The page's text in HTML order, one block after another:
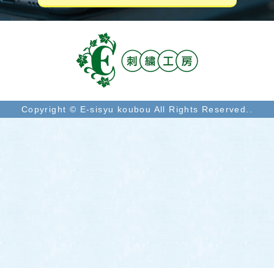
Copyright © E-sisyu koubou All Rights Reserved..